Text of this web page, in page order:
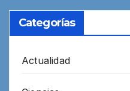
Categorías
Actualidad